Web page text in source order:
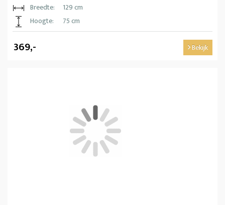
Breedte:
129 cm
Hoogte:
75 cm
369,- Bekijk